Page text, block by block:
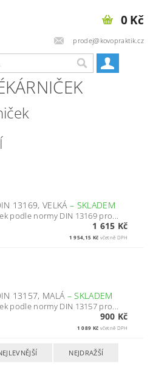
prodej@kovopraktik.cz
0 Kč
13169, VELKÁ – SKLADEM
podle normy DIN 13169 pro...
1 615 Kč
1 954,15 Kč včetně DPH
13157, MALÁ –SKLADEM
podle normy DIN 13157 pro...
900 Kč
1 089 Kč včetně DPH
NEJDRAŽŠÍ